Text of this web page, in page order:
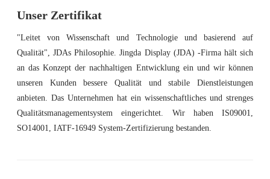
Unser Zertifikat
"Leitet von Wissenschaft und Technologie und basierend auf
Qualität", JDAs Philosophie. Jingda Display (JDA) -Firma hält sich
an das Konzept der nachhaltigen Entwicklung ein und wir können
unseren Kunden bessere Qualität und stabile Dienstleistungen
anbieten. Das Unternehmen hat ein wissenschaftliches und strenges
Qualitätsmanagementsystem eingerichtet. Wir haben IS09001,
SO14001, IATF-16949 System-Zertifizierung bestanden.